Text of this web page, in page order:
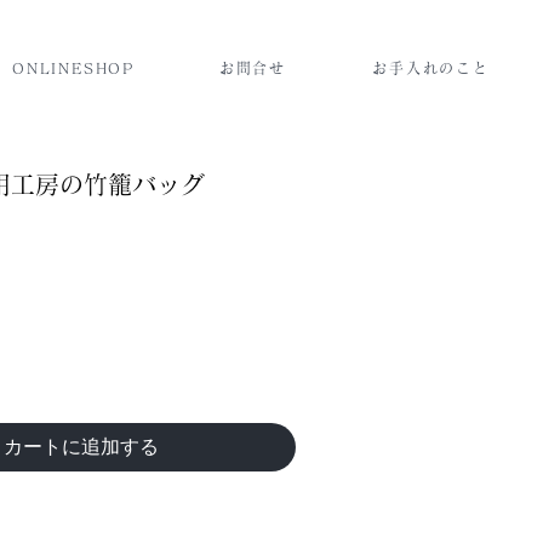
ONLINESHOP お問合せ お手入れのこと
工房の竹籠バッグ
カートに追加する